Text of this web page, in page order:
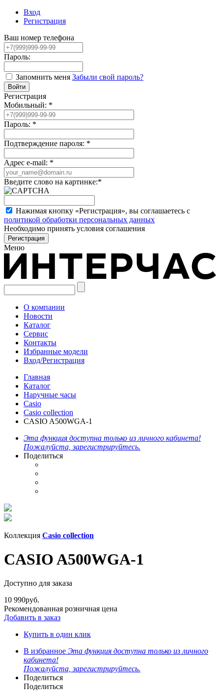
Вход
Регистрация
Ваш номер телефона
Пароль:
Запомнить меня Забыли свой пароль?
Регистрация
Мобильный: *
Пароль: *
Подтверждение пароля: *
Адрес e-mail: *
Введите слово на картинке:*
Нажимая кнопку «Регистрация», вы соглашаетесь с
политикой обработки персональных данных
Необходимо принять условия соглашения
Меню
О компании
Новости
Каталог
Сервис
Контакты
Избранные модели
Вход/Регистрация
Главная
Каталог
Наручные часы
Casio
Casio collection
CASIO A500WGA-1
Эта функция доступна только из личного кабинета!
Пожалуйста, зарегистрируйтесь.
Поделиться
Коллекция Casio collection
CASIO A500WGA-1
Доступно для заказа
10 990руб.
Рекомендованная розничная цена
Добавить в заказ
Купить в один клик
В избранное Эта функция доступна только из личного
кабинета!
Пожалуйста, зарегистрируйтесь.
Поделиться
Поделиться